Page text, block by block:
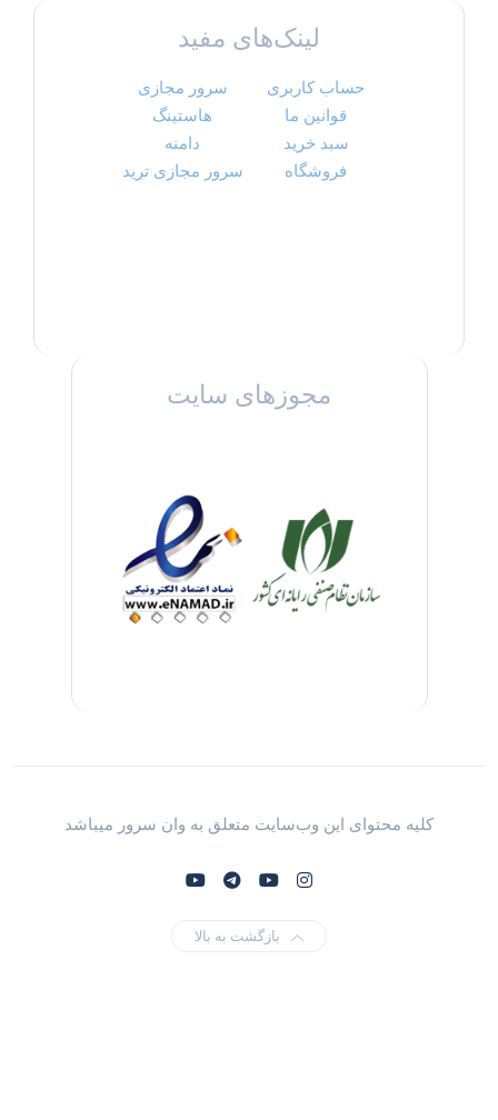
لینک‌های مفید
حساب کاربری
قوانین ما
سبد خرید
فروشگاه
سرور مجازی
هاستینگ
دامنه
سرور مجازی ترید
مجوزهای سایت
کلیه محتوای این وب‌سایت متعلق به وان سرور میباشد
بازگشت به بالا